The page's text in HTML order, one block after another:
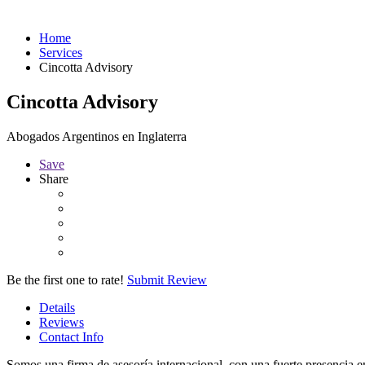
Home
Services
Cincotta Advisory
Cincotta Advisory
Abogados Argentinos en Inglaterra
Save
Share
Be the first one to rate! Submit Review
Details
Reviews
Contact Info